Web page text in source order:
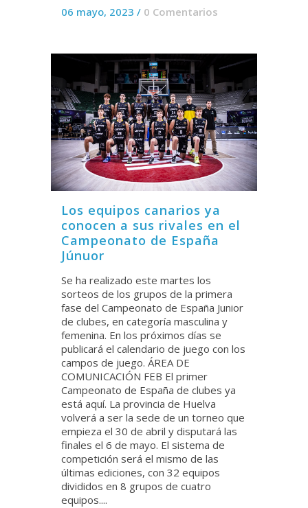
06 mayo, 2023 / 0 Comentarios
Los equipos canarios ya
conocen a sus rivales en el
Campeonato de España
Júnuor
Se ha realizado este martes los
sorteos de los grupos de la primera
fase del Campeonato de España Junior
de clubes, en categoría masculina y
femenina. En los próximos días se
publicará el calendario de juego con los
campos de juego. ÁREA DE
COMUNICACIÓN FEB El primer
Campeonato de España de clubes ya
está aquí. La provincia de Huelva
volverá a ser la sede de un torneo que
empieza el 30 de abril y disputará las
finales el 6 de mayo. El sistema de
competición será el mismo de las
últimas ediciones, con 32 equipos
divididos en 8 grupos de cuatro
equipos....